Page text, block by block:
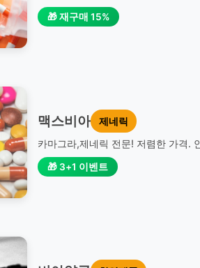
🎁 재구매 15%
맥스비아
제네릭
카마그라,제네릭 전문! 저렴한 가격.
🎁 3+1 이벤트